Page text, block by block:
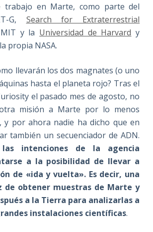
trabajo en Marte, como parte del
G, Search for Extraterrestrial
y la Universidad de Harvard y
propia NASA.
llevarán los dos magnates (o uno
hasta el planeta rojo? Tras el
el pasado mes de agosto, no
misión a Marte por lo menos
y por ahora nadie ha dicho que en
también un secuenciador de ADN.
las intenciones de la agencia
a la posibilidad de llevar a
de «ida y vuelta». Es decir, una
de obtener muestras de Marte y
a la Tierra para analizarlas a
instalaciones científicas.